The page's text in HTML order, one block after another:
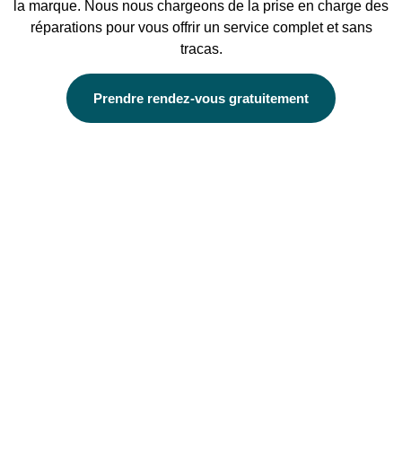
la marque. Nous nous chargeons de la prise en charge des
réparations pour vous offrir un service complet et sans
tracas.
Prendre rendez-vous gratuitement